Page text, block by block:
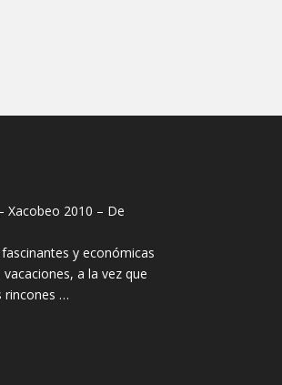
Xacobeo 2010 – De
y económicas
a la vez que
rincones …